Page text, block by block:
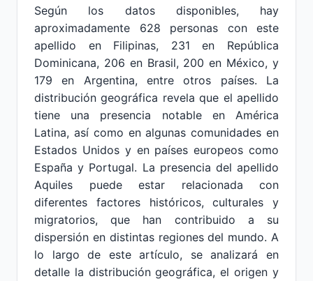
Según los datos disponibles, hay
aproximadamente 628 personas con este
apellido en Filipinas, 231 en República
Dominicana, 206 en Brasil, 200 en México, y
179 en Argentina, entre otros países. La
distribución geográfica revela que el apellido
tiene una presencia notable en América
Latina, así como en algunas comunidades en
Estados Unidos y en países europeos como
España y Portugal. La presencia del apellido
Aquiles puede estar relacionada con
diferentes factores históricos, culturales y
migratorios, que han contribuido a su
dispersión en distintas regiones del mundo. A
lo largo de este artículo, se analizará en
detalle la distribución geográfica, el origen y